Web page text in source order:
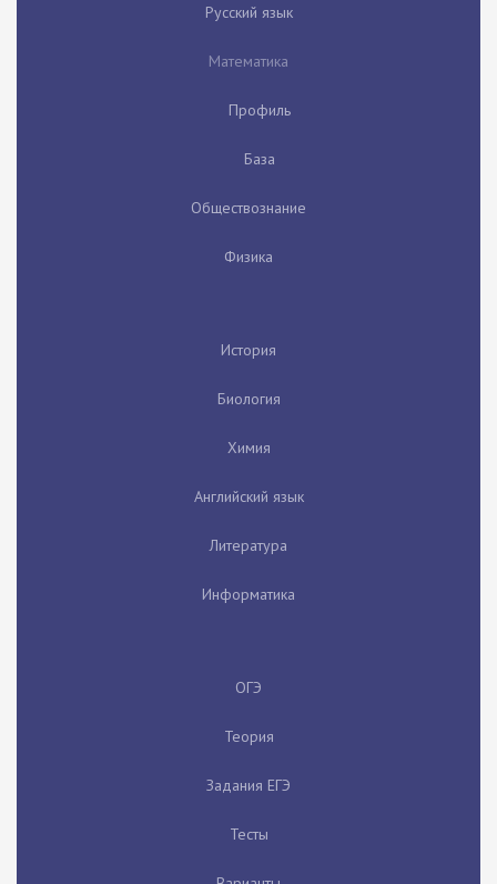
Русский язык
Математика
Профиль
База
Обществознание
Физика
История
Биология
Химия
Английский язык
Литература
Информатика
ОГЭ
Теория
Задания ЕГЭ
Тесты